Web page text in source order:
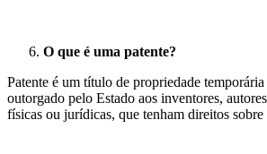
O que é uma patente?
Patente é um título de propriedade
outorgado pelo Estado aos inventores,
físicas ou jurídicas, que tenham direitos sobre